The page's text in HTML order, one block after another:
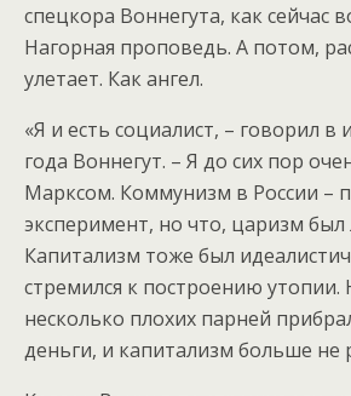
спецкора Воннегута, как сейчас
Нагорная проповедь. А потом,
улетает. Как ангел.
«Я и есть социалист, – говорил в
года Воннегут. – Я до сих пор
Марксом. Коммунизм в России –
эксперимент, но что, царизм был
Капитализм тоже был
стремился к построению
несколько плохих парней
деньги, и капитализм больше не